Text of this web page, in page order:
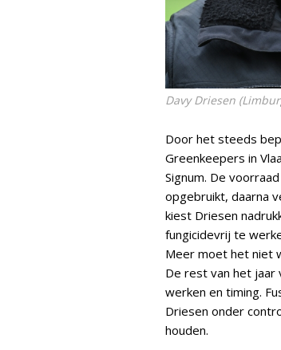
Davy Driesen
Door het steeds
Greenkeepers in
Signum. De
opgebruikt, daarna
kiest Driesen
fungicidevrij te
Meer moet het niet
De rest van het
werken en timing.
Driesen onder
houden.